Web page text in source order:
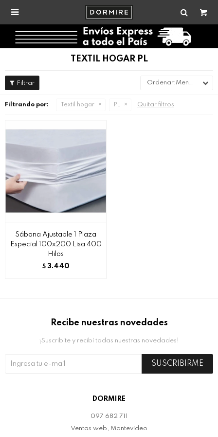

TEXTIL HOGAR PL
Menor precio
Filtrando por: Textil hogar PL Quitar filtros
Sábana Ajustable 1 Plaza
Especial 100x200 Lisa 400
Hilos
$ 3.440
DORMIRE
097 682 711
Ventas web, Montevideo
Recibe nuestras novedades
¡Suscribite y recibí todas nuestras novedades!
SUSCRIBIRME